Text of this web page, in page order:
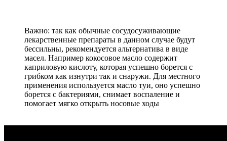
Важно: так как обычные сосудосуживающие
лекарственные препараты в данном случае будут
бессильны, рекомендуется альтернатива в виде
масел. Например кокосовое масло содержит
каприловую кислоту, которая успешно борется с
грибком как изнутри так и снаружи. Для местного
применения используется масло туи, оно успешно
борется с бактериями, снимает воспаление и
помогает мягко открыть носовые ходы